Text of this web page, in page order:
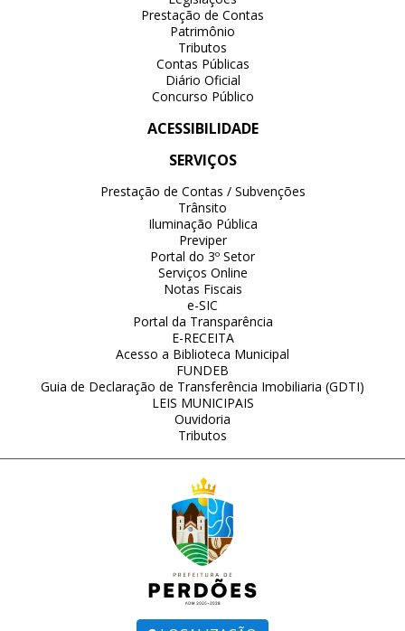
Prestação de Contas
Patrimônio
Tributos
Contas Públicas
Diário Oficial
Concurso Público
ACESSIBILIDADE
SERVIÇOS
Prestação de Contas / Subvenções
Trânsito
Iluminação Pública
Previper
Portal do 3º Setor
Serviços Online
Notas Fiscais
e-SIC
Portal da Transparência
E-RECEITA
Acesso a Biblioteca Municipal
FUNDEB
Guia de Declaração de Transferência Imobiliaria (GDTI)
LEIS MUNICIPAIS
Ouvidoria
Tributos